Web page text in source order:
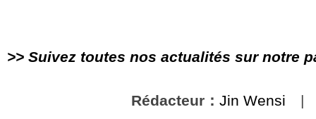
>> Suivez toutes nos actualités sur notre
Rédacteur： Jin Wensi